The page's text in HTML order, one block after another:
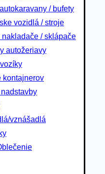
/ bufety
vozidlá / stroje
/ sklápače
autožeriavy
kontajnerov
vznášadlá